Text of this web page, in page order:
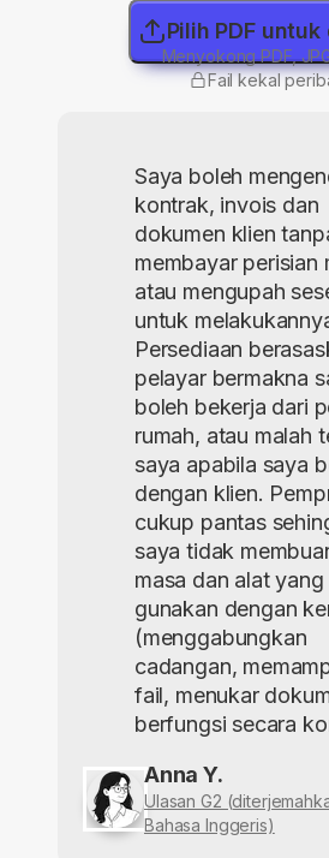
Pilih PDF
Menyokong PDF,
Fail kekal
Saya boleh
kontrak, invois dan
dokumen klien
membayar perisian
atau mengupah
untuk
Persediaan
pelayar bermakna
boleh bekerja dari
rumah, atau malah
saya apabila saya
dengan klien.
cukup pantas
saya tidak
masa dan alat yang
gunakan dengan
(menggabungkan
cadangan,
fail, menukar
berfungsi secara
Anna Y.
Ulasan G2
Bahasa Inggeris)